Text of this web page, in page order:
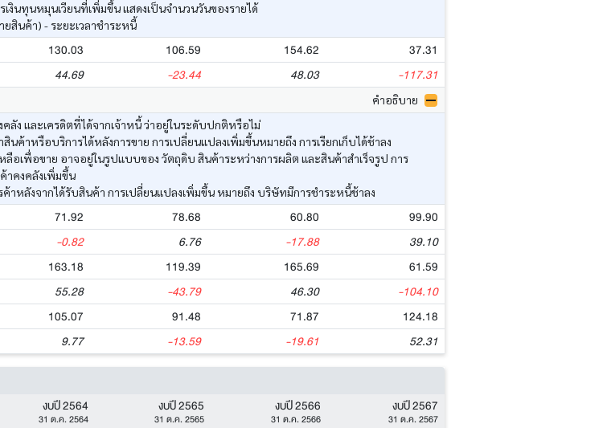
เงินทุนหมุนเวียนที่เพิ่มขึ้น แสดงเป็นจำนวนวันของรายได้
ยสินค้า) - ระยะเวลาชำระหนี้
130.03 106.59 154.62 37.31
44.69 -23.44 48.03 -117.31
คำอธิบาย
ง และเครดิตที่ได้จากเจ้าหนี้ ว่าอยู่ในระดับปกติหรือไม่
ค้าหรือบริการได้หลังการขาย การเปลี่ยนแปลงเพิ่มขึ้นหมายถึง การเรียกเก็บได้ช้าลง
อเพื่อขาย อาจอยู่ในรูปแบบของ วัตถุดิบ สินค้าระหว่างการผลิต และสินค้าสำเร็จรูป การ
าคงคลังเพิ่มขึ้น
าหลังจากได้รับสินค้า การเปลี่ยนแปลงเพิ่มขึ้น หมายถึง บริษัทมีการชำระหนี้ช้าลง
71.92 78.68 60.80 99.90
-0.82 6.76 -17.88 39.10
163.18 119.39 165.69 61.59
55.28 -43.79 46.30 -104.10
105.07 91.48 71.87 124.18
9.77 -13.59 -19.61 52.31
งบปี 2564
31 ต.ค. 2564
งบปี 2565
31 ต.ค. 2565
งบปี 2566
31 ต.ค. 2566
งบปี 2567
31 ต.ค. 2567